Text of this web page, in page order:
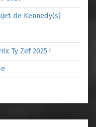
de Kennedy(s)
Ty Zef 2025 !